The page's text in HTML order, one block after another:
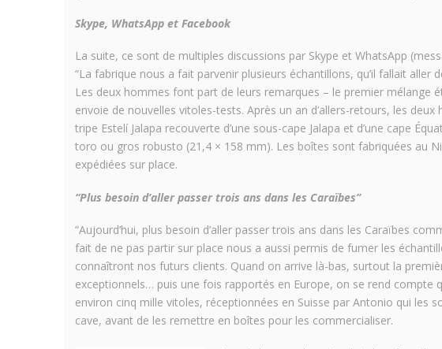
Skype, WhatsApp et Facebook
La suite, ce sont de multiples discussions par Skype et WhatsApp
“La fabrique nous a fait parvenir plusieurs échantillons, qu’il fallait
Les deux hommes font part de leurs remarques – le premier mélange
envoie de nouvelles vitoles-tests. Après un an d’allers-retours, les
tripe Estelí Jalapa recouverte d’une sous-cape Jalapa et d’une cape
toro ou gros robusto (21,4 × 158 mm). Les boîtes sont fabriquées au
expédiées sur place.
“Plus besoin d’aller passer trois ans dans les Caraïbes”
“Aujourd’hui, plus besoin d’aller passer trois ans dans les Caraïbes
fait de ne pas partir sur place nous a aussi permis de fumer les
connaîtront nos futurs clients. Quand on arrive là-bas, surtout la
exceptionnels… puis une fois rapportés en Europe, on se rend compte
environ cinq mille vitoles, réceptionnées en Suisse par Antonio qui les
cave, avant de les remettre en boîtes pour les commercialiser.